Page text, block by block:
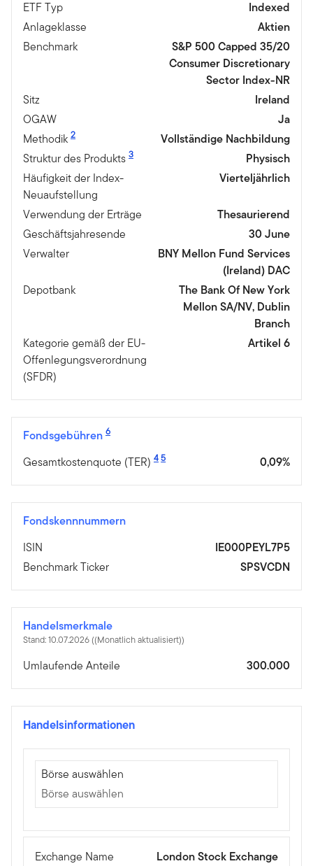
ETF Typ
Indexed
Anlageklasse
Aktien
Benchmark
S&P 500 Capped 35/20
Consumer Discretionary
Sector Index-NR
Sitz
Ireland
OGAW
Ja
Methodik 2
Vollständige Nachbildung
Struktur des Produkts 3
Physisch
Häufigkeit der Index-
Neuaufstellung
Vierteljährlich
Verwendung der Erträge
Thesaurierend
Geschäftsjahresende
30 June
Verwalter
BNY Mellon Fund Services
(Ireland) DAC
Depotbank
The Bank Of New York
Mellon SA/NV, Dublin
Branch
Kategorie gemäß der EU-
Offenlegungsverordnung
(SFDR)
Artikel 6
Fondsgebühren 6
Gesamtkostenquote (TER) 45 0,09%
Fondskennnummern
ISIN
IE000PEYL7P5
Benchmark Ticker
SPSVCDN
Handelsmerkmale
Stand: 10.07.2026 ((Monatlich aktualisiert))
Umlaufende Anteile 300.000
Handelsinformationen
Börse auswählen
Börse auswählen
Börse auswählen
Exchange Name
London Stock Exchange